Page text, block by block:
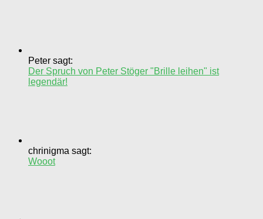
Peter sagt:
Der Spruch von Peter Stöger "Brille leihen" ist
legendär!
chrinigma sagt:
Wooot